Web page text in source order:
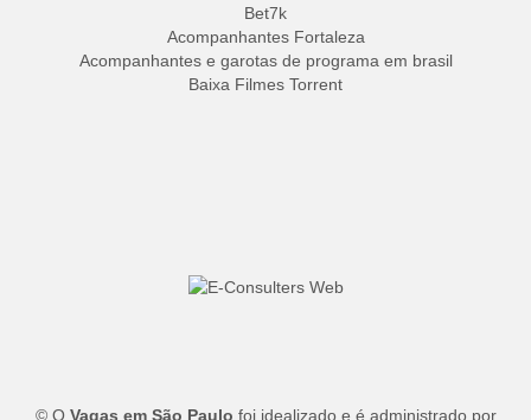
Bet7k
Acompanhantes Fortaleza
Acompanhantes e garotas de programa em brasil
Baixa Filmes Torrent
© O Vagas em São Paulo foi idealizado e é administrado por